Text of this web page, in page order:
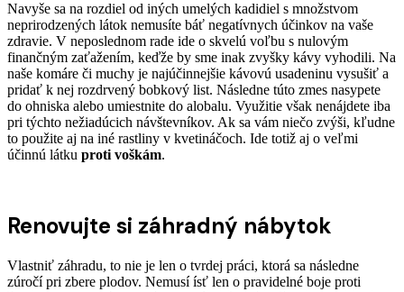
Navyše sa na rozdiel od iných umelých kadidiel s množstvom
neprirodzených látok nemusíte báť negatívnych účinkov na vaše
zdravie. V neposlednom rade ide o skvelú voľbu s nulovým
finančným zaťažením, keďže by sme inak zvyšky kávy vyhodili. Na
naše komáre či muchy je najúčinnejšie kávovú usadeninu vysušiť a
pridať k nej rozdrvený bobkový list. Následne túto zmes nasypete
do ohniska alebo umiestnite do alobalu. Využitie však nenájdete iba
pri týchto nežiadúcich návštevníkov. Ak sa vám niečo zvýši, kľudne
to použite aj na iné rastliny v kvetináčoch. Ide totiž aj o veľmi
účinnú látku proti voškám.
Renovujte si záhradný nábytok
Vlastniť záhradu, to nie je len o tvrdej práci, ktorá sa následne
zúročí pri zbere plodov. Nemusí ísť len o pravidelné boje proti